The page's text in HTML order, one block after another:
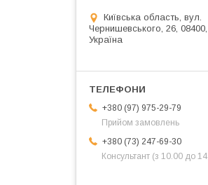
Київська область, вул.
Чернишевського, 26,
Україна
+380 (97) 975-29-79
Прийом замовлень
+380 (73) 247-69-30
Консультант (з 10.00 до